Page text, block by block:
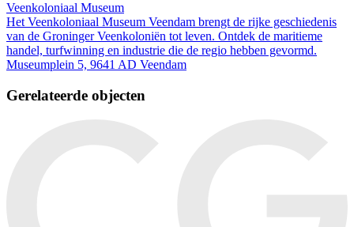
Veenkoloniaal Museum
Het Veenkoloniaal Museum Veendam brengt de rijke geschiedenis
van de Groninger Veenkoloniën tot leven. Ontdek de maritieme
handel, turfwinning en industrie die de regio hebben gevormd.
Museumplein 5, 9641 AD Veendam
Gerelateerde objecten